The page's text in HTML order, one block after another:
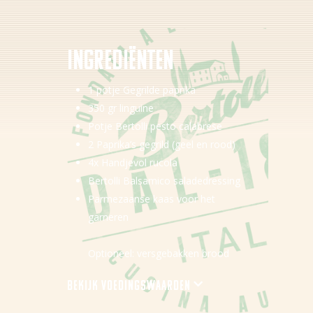
Ingrediënten
1 potje Gegrilde paprika
350 gr linguine
Potje Bertolli pesto calabrese
2 Paprika’s gegrild (geel en rood)
4x Handjevol rucola
Bertolli Balsamico saladedressing
Parmezaanse kaas voor het
garneren
Optioneel: versgebakken brood
Bekijk voedingswaarden
Nieuws
Recepten
Producten
Over Bertolli
Tips & Tricks
Waar te koop
Home
NL (NL)